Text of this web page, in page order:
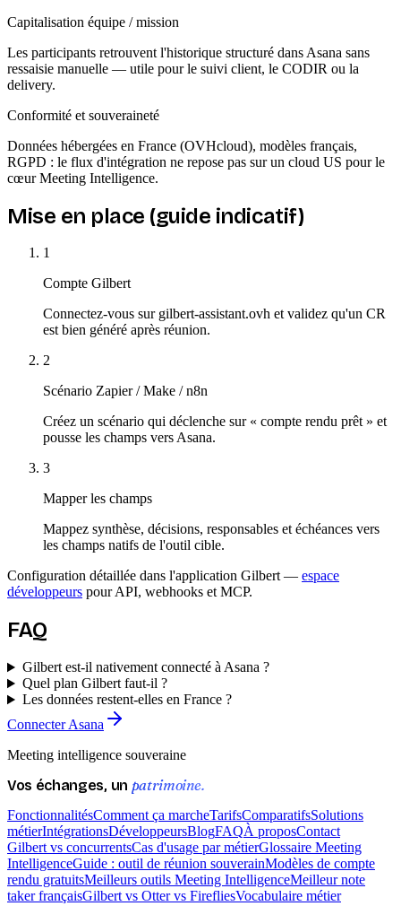
Capitalisation équipe / mission
Les participants retrouvent l'historique structuré dans Asana sans
ressaisie manuelle — utile pour le suivi client, le CODIR ou la
delivery.
Conformité et souveraineté
Données hébergées en France (OVHcloud), modèles français,
RGPD : le flux d'intégration ne repose pas sur un cloud US pour le
cœur Meeting Intelligence.
Mise en place (guide indicatif)
1
Compte Gilbert
Connectez-vous sur gilbert-assistant.ovh et validez qu'un CR
est bien généré après réunion.
2
Scénario Zapier / Make / n8n
Créez un scénario qui déclenche sur « compte rendu prêt » et
pousse les champs vers Asana.
3
Mapper les champs
Mappez synthèse, décisions, responsables et échéances vers
les champs natifs de l'outil cible.
Configuration détaillée dans l'application Gilbert — espace
développeurs pour API, webhooks et MCP.
FAQ
Gilbert est-il nativement connecté à Asana ?
Quel plan Gilbert faut-il ?
Les données restent-elles en France ?
Connecter Asana
Meeting intelligence souveraine
Vos échanges, un patrimoine.
FonctionnalitésComment ça marcheTarifsComparatifsSolutions
métierIntégrationsDéveloppeursBlogFAQÀ proposContact
Gilbert vs concurrentsCas d'usage par métierGlossaire Meeting
IntelligenceGuide : outil de réunion souverainModèles de compte
rendu gratuitsMeilleurs outils Meeting IntelligenceMeilleur note
taker françaisGilbert vs Otter vs FirefliesVocabulaire métier